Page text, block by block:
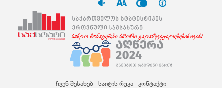
ჩვენ შესახებ საიტის რუკა კონტაქტი